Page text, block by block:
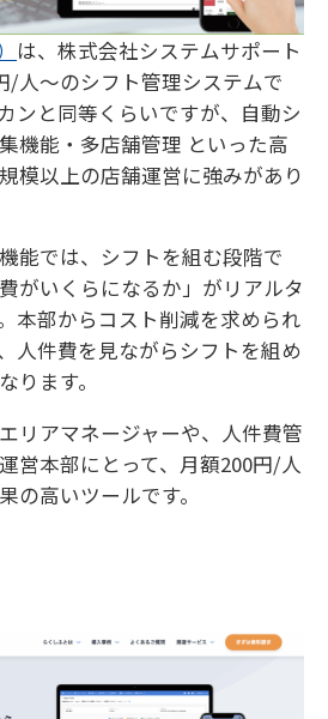
は、株式会社システムサポート
/人〜のシフト管理システムで
ンと同等くらいですが、自動シ
機能・多店舗管理 といった高
模以上の店舗運営に強みがあり
能では、シフトを組む段階で
がいくらになるか」がリアルタ
本部からコスト削減を求められ
人件費を見ながらシフトを組め
ります。
リアマネージャーや、人件費管
営本部にとって、月額200円/人
の高いツールです。